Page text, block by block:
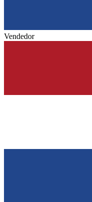
Vendedor